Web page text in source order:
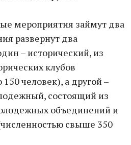
мероприятия займут два
развернут два
– исторический, из
клубов
человек), а другой –
состоящий из
объединений и
свыше 350